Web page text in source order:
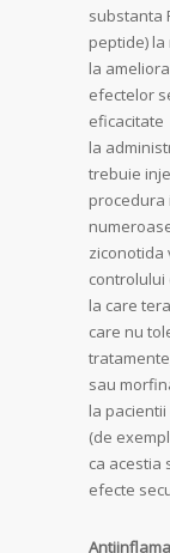
substanta
peptide)
la
efectelor
eficacitate
la
trebuie
procedura
ziconotida
controlului
la care
care nu
sau
la
(de
ca acestia
efecte